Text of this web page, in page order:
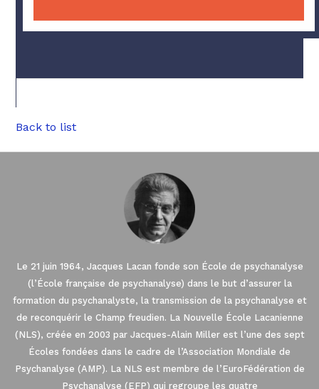
Back to list
Le 21 juin 1964, Jacques Lacan fonde son École de psychanalyse
(l’École française de psychanalyse) dans le but d’assurer la
formation du psychanalyste, la transmission de la psychanalyse et
de reconquérir le Champ freudien. La Nouvelle École Lacanienne
(NLS), créée en 2003 par Jacques-Alain Miller est l’une des sept
Écoles fondées dans le cadre de l’Association Mondiale de
Psychanalyse (AMP). La NLS est membre de l’EuroFédération de
Psychanalyse (EFP) qui regroupe les quatre